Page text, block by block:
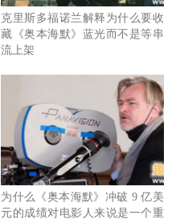
，《花月杀手》
，《芭比》
《可怜的东西》
Randolph），《滞留生》
《奥本海默》
克里斯多福诺兰解释为什么要收
藏《奥本海默》蓝光而不是等串
流上架
为什么《奥本海默》冲破 9 亿美
元的成绩对电影人来说是一个重